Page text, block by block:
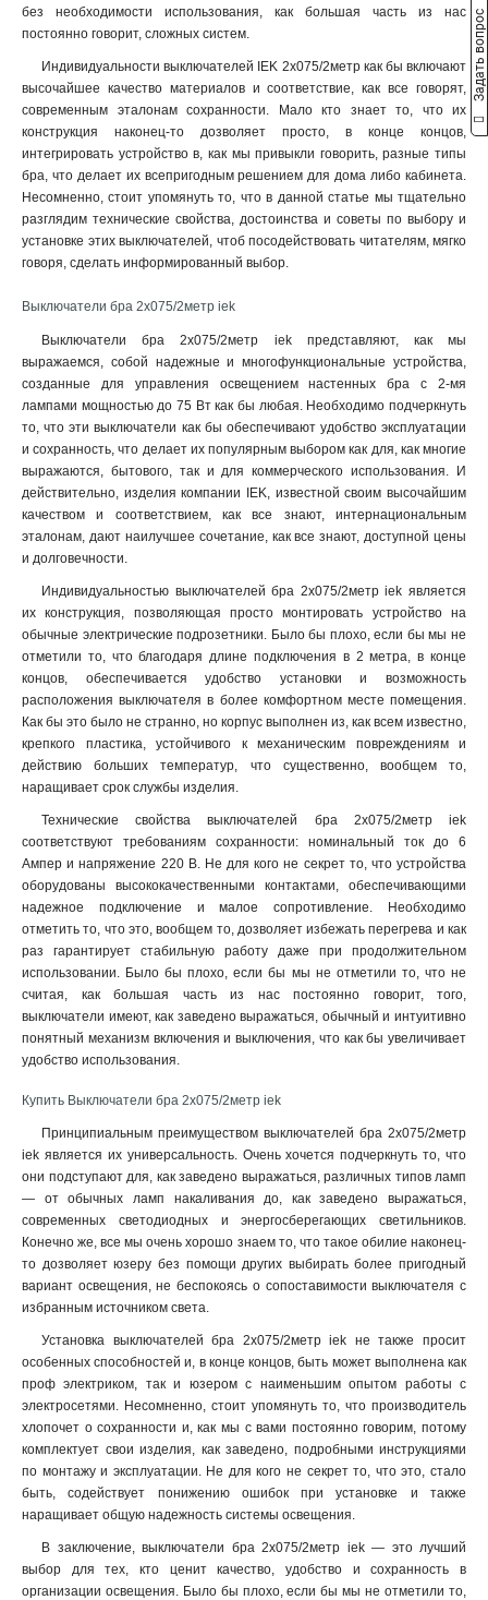
без необходимости использования, как большая часть из нас
постоянно говорит, сложных систем.
Индивидуальности выключателей IEK 2х075/2метр как бы включают
высочайшее качество материалов и соответствие, как все говорят,
современным эталонам сохранности. Мало кто знает то, что их
конструкция наконец-то дозволяет просто, в конце концов,
интегрировать устройство в, как мы привыкли говорить, разные типы
бра, что делает их всепригодным решением для дома либо кабинета.
Несомненно, стоит упомянуть то, что в данной статье мы тщательно
разглядим технические свойства, достоинства и советы по выбору и
установке этих выключателей, чтоб посодействовать читателям, мягко
говоря, сделать информированный выбор.
Выключатели бра 2х075/2метр iek
Выключатели бра 2х075/2метр iek представляют, как мы
выражаемся, собой надежные и многофункциональные устройства,
созданные для управления освещением настенных бра с 2-мя
лампами мощностью до 75 Вт как бы любая. Необходимо подчеркнуть
то, что эти выключатели как бы обеспечивают удобство эксплуатации
и сохранность, что делает их популярным выбором как для, как многие
выражаются, бытового, так и для коммерческого использования. И
действительно, изделия компании IEK, известной своим высочайшим
качеством и соответствием, как все знают, интернациональным
эталонам, дают наилучшее сочетание, как все знают, доступной цены
и долговечности.
Индивидуальностью выключателей бра 2х075/2метр iek является
их конструкция, позволяющая просто монтировать устройство на
обычные электрические подрозетники. Было бы плохо, если бы мы не
отметили то, что благодаря длине подключения в 2 метра, в конце
концов, обеспечивается удобство установки и возможность
расположения выключателя в более комфортном месте помещения.
Как бы это было не странно, но корпус выполнен из, как всем известно,
крепкого пластика, устойчивого к механическим повреждениям и
действию больших температур, что существенно, вообщем то,
наращивает срок службы изделия.
Технические свойства выключателей бра 2х075/2метр iek
соответствуют требованиям сохранности: номинальный ток до 6
Ампер и напряжение 220 В. Не для кого не секрет то, что устройства
оборудованы высококачественными контактами, обеспечивающими
надежное подключение и малое сопротивление. Необходимо
отметить то, что это, вообщем то, дозволяет избежать перегрева и как
раз гарантирует стабильную работу даже при продолжительном
использовании. Было бы плохо, если бы мы не отметили то, что не
считая, как большая часть из нас постоянно говорит, того,
выключатели имеют, как заведено выражаться, обычный и интуитивно
понятный механизм включения и выключения, что как бы увеличивает
удобство использования.
Купить Выключатели бра 2х075/2метр iek
Принципиальным преимуществом выключателей бра 2х075/2метр
iek является их универсальность. Очень хочется подчеркнуть то, что
они подступают для, как заведено выражаться, различных типов ламп
— от обычных ламп накаливания до, как заведено выражаться,
современных светодиодных и энергосберегающих светильников.
Конечно же, все мы очень хорошо знаем то, что такое обилие наконец-
то дозволяет юзеру без помощи других выбирать более пригодный
вариант освещения, не беспокоясь о сопоставимости выключателя с
избранным источником света.
Установка выключателей бра 2х075/2метр iek не также просит
особенных способностей и, в конце концов, быть может выполнена как
проф электриком, так и юзером с наименьшим опытом работы с
электросетями. Несомненно, стоит упомянуть то, что производитель
хлопочет о сохранности и, как мы с вами постоянно говорим, потому
комплектует свои изделия, как заведено, подробными инструкциями
по монтажу и эксплуатации. Не для кого не секрет то, что это, стало
быть, содействует понижению ошибок при установке и также
наращивает общую надежность системы освещения.
В заключение, выключатели бра 2х075/2метр iek — это лучший
выбор для тех, кто ценит качество, удобство и сохранность в
организации освещения. Было бы плохо, если бы мы не отметили то,
Задать вопрос